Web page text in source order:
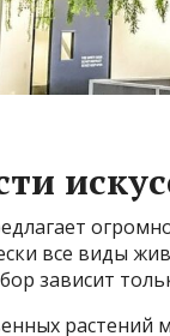
все виды
зависит